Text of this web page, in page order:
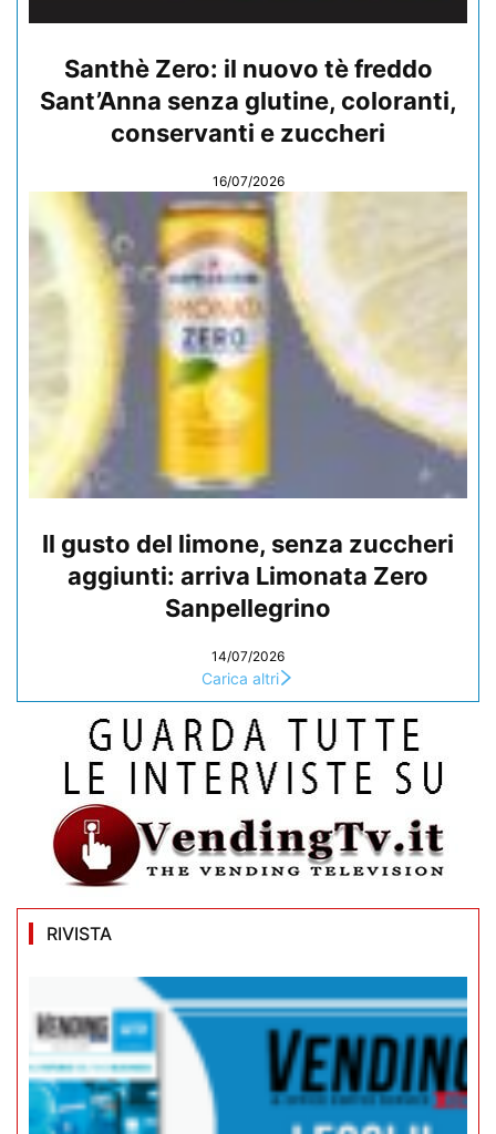
Santhè Zero: il nuovo tè freddo
Sant’Anna senza glutine, coloranti,
conservanti e zuccheri
16/07/2026
Il gusto del limone, senza zuccheri
aggiunti: arriva Limonata Zero
Sanpellegrino
14/07/2026
Carica altri
RIVISTA